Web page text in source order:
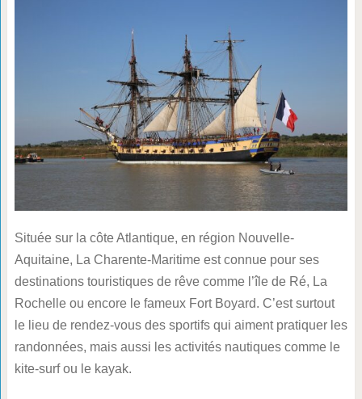
Située sur la côte Atlantique, en région Nouvelle-
Aquitaine, La Charente-Maritime est connue pour ses
destinations touristiques de rêve comme l’île de Ré, La
Rochelle ou encore le fameux Fort Boyard. C’est surtout
le lieu de rendez-vous des sportifs qui aiment pratiquer les
randonnées, mais aussi les activités nautiques comme le
kite-surf ou le kayak.